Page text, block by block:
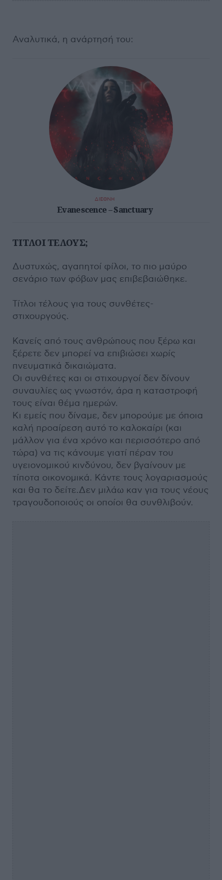
Αναλυτικά, η ανάρτησή του:
ΔΙΕΘΝΗ
Evanescence – Sanctuary
ΤΙΤΛΟΙ ΤΕΛΟΥΣ;
Δυστυχώς, αγαπητοί φίλοι, το πιο μαύρο
σενάριο των φόβων μας επιβεβαιώθηκε.
Τίτλοι τέλους για τους συνθέτες-
στιχουργούς.
Κανείς από τους ανθρώπους που ξέρω και
ξέρετε δεν μπορεί να επιβιώσει χωρίς
πνευματικά δικαιώματα.
Οι συνθέτες και οι στιχουργοί δεν δίνουν
συναυλίες ως γνωστόν, άρα η καταστροφή
τους είναι θέμα ημερών.
Κι εμείς που δίναμε, δεν μπορούμε με όποια
καλή προαίρεση αυτό το καλοκαίρι (και
μάλλον για ένα χρόνο και περισσότερο από
τώρα) να τις κάνουμε γιατί πέραν του
υγειονομικού κινδύνου, δεν βγαίνουν με
τίποτα οικονομικά. Κάντε τους λογαριασμούς
και θα το δείτε.Δεν μιλάω καν για τους νέους
τραγουδοποιούς οι οποίοι θα συνθλιβούν.